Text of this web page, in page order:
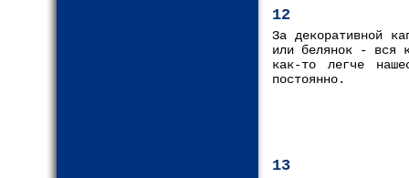
12
За декоративной
или белянок - вся
как-то легче
постоянно.
13